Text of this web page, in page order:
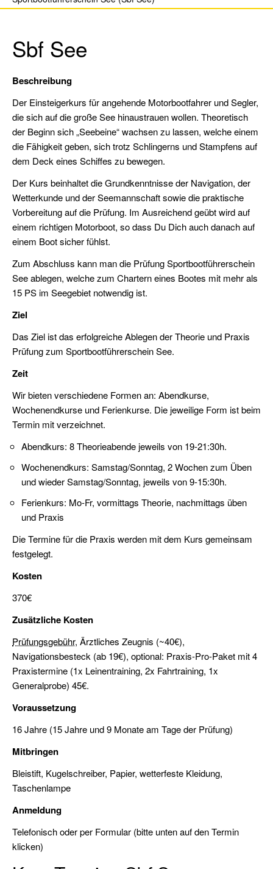
Binnen
(SKS)
Seeschifferschein
Short
Range
Certificate
(SRC)
UKW-
Sprechfunk
Binnen
(UBI)
Schein
(FKN)
Praxis
Jollensegeln
See
(für
Autodidakten)
SKS
SportKüstenSchiffer
Praxis
Ostsee
SportSeeSchiffer
Urlaubstörns
/
Erfahrung
sammeln
Hafenmanöver
Nachtfahrt
Modul
Navigation
Radartraining
Modul
Rettungsmanöver
Sbf See
Beschreibung
Der Einsteigerkurs für angehende Motorbootfahrer und Segler,
die sich auf die große See hinaustrauen wollen. Theoretisch
der Beginn sich „Seebeine“ wachsen zu lassen, welche einem
die Fähigkeit geben, sich trotz Schlingerns und Stampfens auf
dem Deck eines Schiffes zu bewegen.
Der Kurs beinhaltet die Grundkenntnisse der Navigation, der
Wetterkunde und der Seemannschaft sowie die praktische
Vorbereitung auf die Prüfung. Im Ausreichend geübt wird auf
einem richtigen Motorboot, so dass Du Dich auch danach auf
einem Boot sicher fühlst.
Zum Abschluss kann man die Prüfung Sportbootführerschein
See ablegen, welche zum Chartern eines Bootes mit mehr als
15 PS im Seegebiet notwendig ist.
Ziel
Das Ziel ist das erfolgreiche Ablegen der Theorie und Praxis
Prüfung zum Sportbootführerschein See.
Zeit
Wir bieten verschiedene Formen an: Abendkurse,
Wochenendkurse und Ferienkurse. Die jeweilige Form ist beim
Termin mit verzeichnet.
Abendkurs: 8 Theorieabende jeweils von 19-21:30h.
Wochenendkurs: Samstag/Sonntag, 2 Wochen zum Üben
und wieder Samstag/Sonntag, jeweils von 9-15:30h.
Ferienkurs: Mo-Fr, vormittags Theorie, nachmittags üben
und Praxis
Die Termine für die Praxis werden mit dem Kurs gemeinsam
festgelegt.
Kosten
370€
Zusätzliche Kosten
Prüfungsgebühr, Ärztliches Zeugnis (~40€),
Navigationsbesteck (ab 19€), optional: Praxis-Pro-Paket mit 4
Praxistermine (1x Leinentraining, 2x Fahrtraining, 1x
Generalprobe) 45€.
Voraussetzung
16 Jahre (15 Jahre und 9 Monate am Tage der Prüfung)
Mitbringen
Bleistift, Kugelschreiber, Papier, wetterfeste Kleidung,
Taschenlampe
Anmeldung
Telefonisch oder per Formular (bitte unten auf den Termin
klicken)